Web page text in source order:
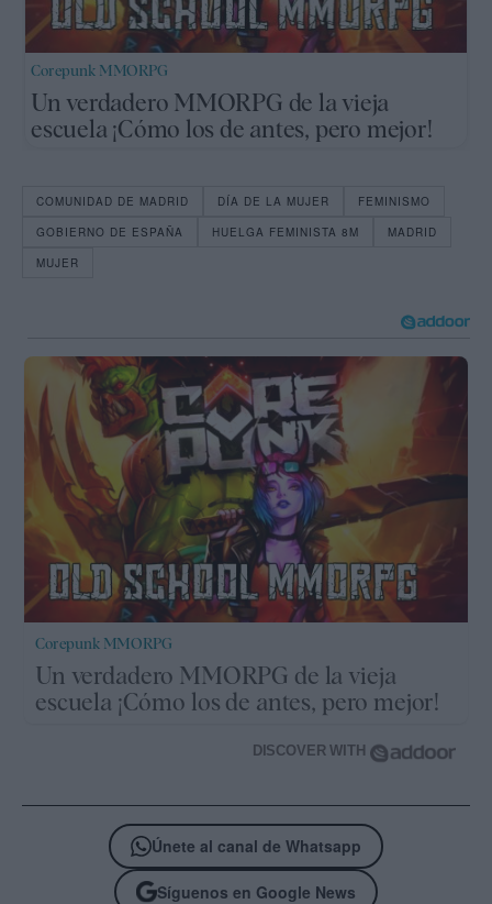
Corepunk MMORPG
Un verdadero MMORPG de la vieja
escuela ¡Cómo los de antes, pero mejor!
COMUNIDAD DE MADRID DÍA DE LA MUJER
FEMINISMO
GOBIERNO DE ESPAÑA
HUELGA FEMINISTA 8M
MADRID
MUJER
Corepunk MMORPG
Un verdadero MMORPG de la vieja
escuela ¡Cómo los de antes, pero mejor!
DISCOVER WITH
Únete al canal de Whatsapp
Síguenos en Google News